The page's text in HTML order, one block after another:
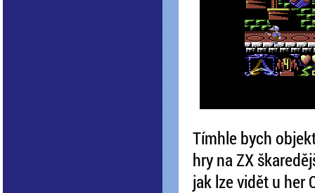
Tímhle bych
hry na ZX
jak lze vidět u her